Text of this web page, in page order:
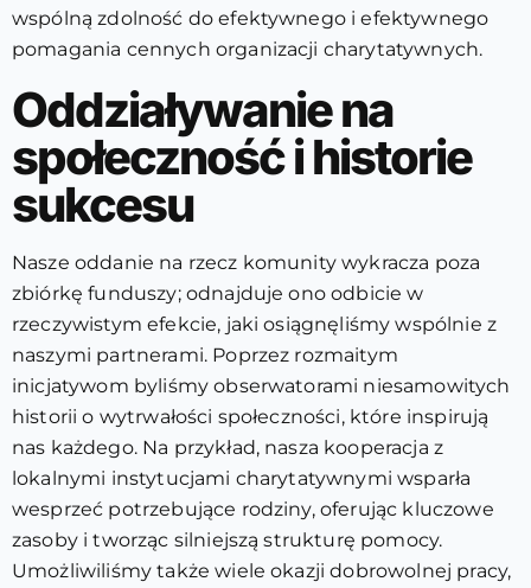
wspólną zdolność do efektywnego i efektywnego
pomagania cennych organizacji charytatywnych.
Oddziaływanie na
społeczność i historie
sukcesu
Nasze oddanie na rzecz komunity wykracza poza
zbiórkę funduszy; odnajduje ono odbicie w
rzeczywistym efekcie, jaki osiągnęliśmy wspólnie z
naszymi partnerami. Poprzez rozmaitym
inicjatywom byliśmy obserwatorami niesamowitych
historii o wytrwałości społeczności, które inspirują
nas każdego. Na przykład, nasza kooperacja z
lokalnymi instytucjami charytatywnymi wsparła
wesprzeć potrzebujące rodziny, oferując kluczowe
zasoby i tworząc silniejszą strukturę pomocy.
Umożliwiliśmy także wiele okazji dobrowolnej pracy,